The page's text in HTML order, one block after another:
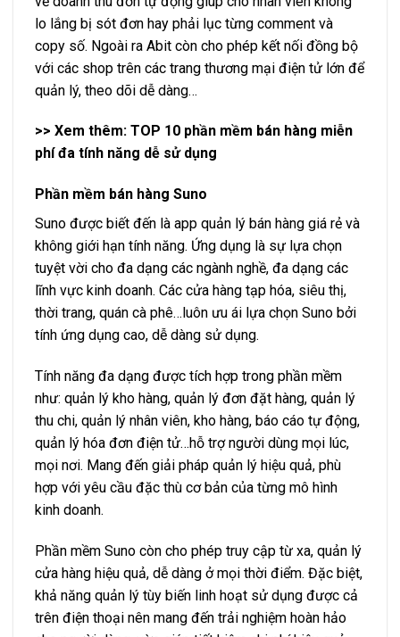
lo lắng bị sót đơn hay phải lục từng comment và
copy số. Ngoài ra Abit còn cho phép kết nối đồng bộ
với các shop trên các trang thương mại điện tử lớn để
quản lý, theo dõi dễ dàng…
>> Xem thêm: TOP 10 phần mềm bán hàng miễn
phíđa tính năng dễ sử dụng
Phần mềm bán hàng Suno
Suno được biết đến là app quản lý bán hàng giá rẻ và
không giới hạn tính năng. Ứng dụng là sự lựa chọn
tuyệt vời cho đa dạng các ngành nghề, đa dạng các
lĩnh vực kinh doanh. Các cửa hàng tạp hóa, siêu thị,
thời trang, quán cà phê…luôn ưu ái lựa chọn Suno bởi
tính ứng dụng cao, dễ dàng sử dụng.
Tính năng đa dạng được tích hợp trong phần mềm
như: quản lý kho hàng, quản lý đơn đặt hàng, quản lý
thu chi, quản lý nhân viên, kho hàng, báo cáo tự động,
quản lý hóa đơn điện tử…hỗ trợ người dùng mọi lúc,
mọi nơi. Mang đến giải pháp quản lý hiệu quả, phù
hợp với yêu cầu đặc thù cơ bản của từng mô hình
kinh doanh.
Phần mềm Suno còn cho phép truy cập từ xa, quản lý
cửa hàng hiệu quả, dễ dàng ở mọi thời điểm. Đặc biệt,
khả năng quản lý tùy biến linh hoạt sử dụng được cả
trên điện thoại nên mang đến trải nghiệm hoàn hảo